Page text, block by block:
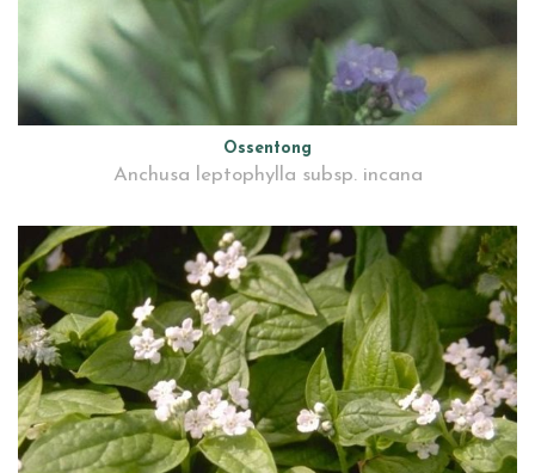
Ossentong
Anchusa leptophylla subsp. incana